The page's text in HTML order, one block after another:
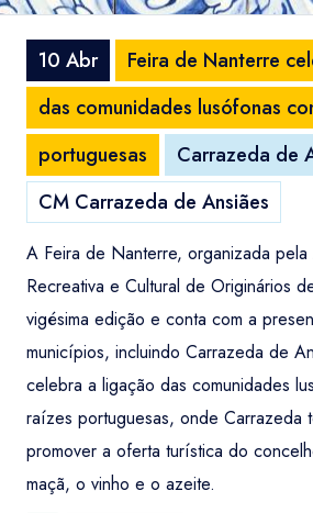
10 Abr
Feira de Nanterre
das comunidades lusófonas
portuguesas
Carrazeda de
CM Carrazeda de Ansiães
A Feira de Nanterre, organizada pela
Recreativa e Cultural de Originários
vigésima edição e conta com a
municípios, incluindo Carrazeda de
celebra a ligação das comunidades
raízes portuguesas, onde Carrazeda
promover a oferta turística do
maçã, o vinho e o azeite.